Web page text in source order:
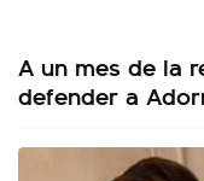
A un mes de la
defender a